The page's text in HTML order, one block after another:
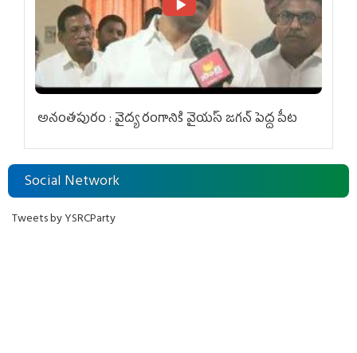
అనంతపురం : వైద్య రంగానికి వైయ‌స్ జ‌గ‌న్ పెద్ద పీట
Social Network
Tweets by YSRCParty